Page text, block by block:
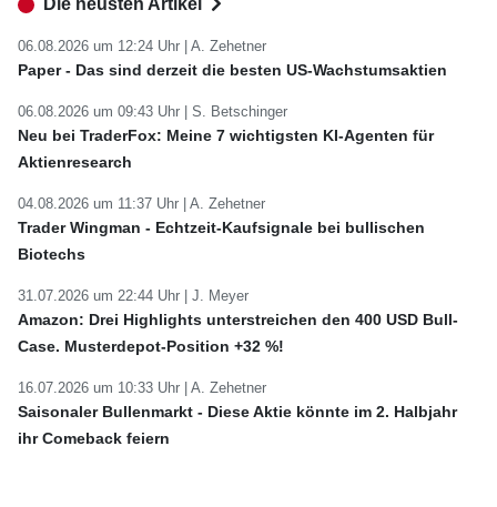
Die neusten Artikel
06.08.2026 um 12:24 Uhr | A. Zehetner
Paper - Das sind derzeit die besten US-Wachstumsaktien
06.08.2026 um 09:43 Uhr | S. Betschinger
Neu bei TraderFox: Meine 7 wichtigsten KI-Agenten für
Aktienresearch
04.08.2026 um 11:37 Uhr | A. Zehetner
Trader Wingman - Echtzeit-Kaufsignale bei bullischen
Biotechs
31.07.2026 um 22:44 Uhr | J. Meyer
Amazon: Drei Highlights unterstreichen den 400 USD Bull-
Case. Musterdepot-Position +32 %!
16.07.2026 um 10:33 Uhr | A. Zehetner
Saisonaler Bullenmarkt - Diese Aktie könnte im 2. Halbjahr
ihr Comeback feiern